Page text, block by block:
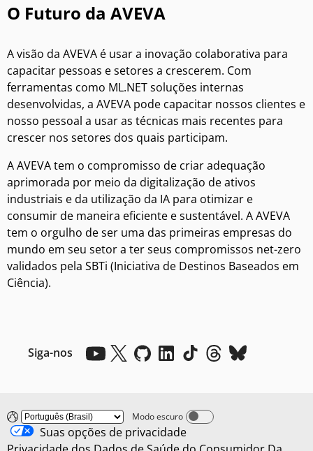
O Futuro da AVEVA
A visão da AVEVA é usar a inovação colaborativa para
capacitar pessoas e setores a crescerem. Com
ferramentas como ML.NET soluções internas
desenvolvidas, a AVEVA pode capacitar nossos clientes e
nosso pessoal a usar as técnicas mais recentes para
crescer nos setores dos quais participam.
A AVEVA tem o compromisso de criar adequação
aprimorada por meio da digitalização de ativos
industriais e da utilização da IA para otimizar e
consumir de maneira eficiente e sustentável. A AVEVA
tem o orgulho de ser uma das primeiras empresas do
mundo em seu setor a ter seus compromissos net-zero
validados pela SBTi (Iniciativa de Destinos Baseados em
Ciência).
Siga-nos
Modo escuro
Dark mode off
Suas opções de privacidade